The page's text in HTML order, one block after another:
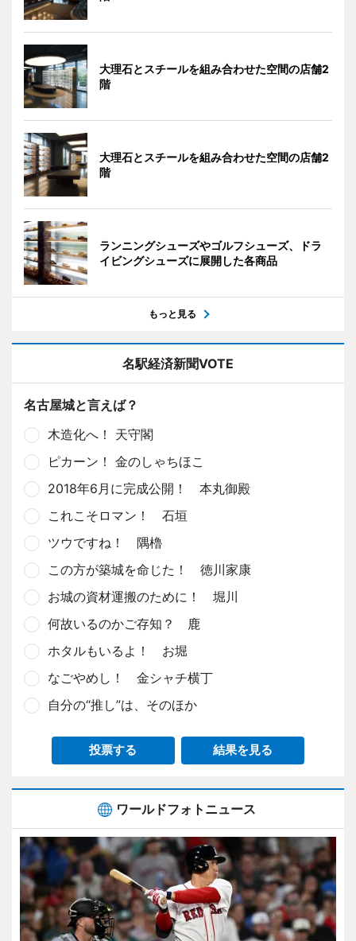
大理石とスチールを組み合わせた空間の店舗2
階
大理石とスチールを組み合わせた空間の店舗2
階
ランニングシューズやゴルフシューズ、ドラ
イビングシューズに展開した各商品
もっと見る
名駅経済新聞VOTE
名古屋城と言えば？
木造化へ！ 天守閣
ピカーン！ 金のしゃちほこ
2018年6月に完成公開！ 本丸御殿
これこそロマン！ 石垣
ツウですね！ 隅櫓
この方が築城を命じた！ 徳川家康
お城の資材運搬のために！ 堀川
何故いるのかご存知？ 鹿
ホタルもいるよ！ お堀
なごやめし！ 金シャチ横丁
自分の“推し”は、そのほか
投票する 結果を見る
ワールドフォトニュース